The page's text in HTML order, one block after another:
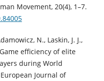
Movement, 20(4), 1–7.
N., Laskin, J. J.,
efficiency of elite
during World
Journal of